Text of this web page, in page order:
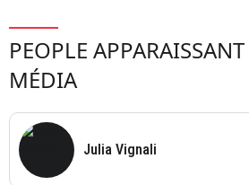
PEOPLE
MÉDIA
Julia Vignali